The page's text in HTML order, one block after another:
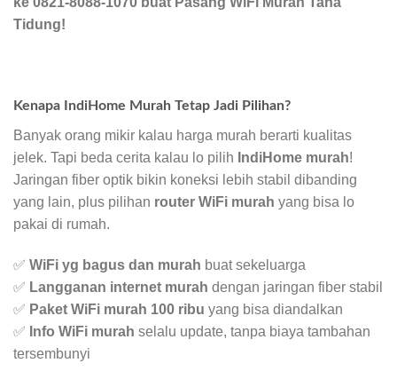
Tidung!
Kenapa IndiHome Murah Tetap Jadi Pilihan?
Banyak orang mikir kalau harga murah berarti kualitas
jelek. Tapi beda cerita kalau lo pilih IndiHome murah!
Jaringan fiber optik bikin koneksi lebih stabil dibanding
yang lain, plus pilihan router WiFi murah yang bisa lo
pakai di rumah.
✅ WiFi yg bagus dan murah buat sekeluarga
✅ Langganan internet murah dengan jaringan fiber stabil
✅ Paket WiFi murah 100 ribu yang bisa diandalkan
✅ Info WiFi murah selalu update, tanpa biaya tambahan
tersembunyi